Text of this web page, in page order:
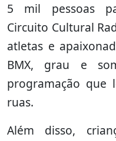
5 mil pessoas
Circuito Cultural
atletas e
BMX, grau e
programação que
ruas.
Além disso,